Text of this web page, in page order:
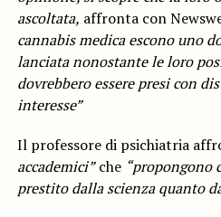
ascoltata, affronta con
cannabis medica escono uno
lanciata nonostante le loro
dovrebbero essere presi con
interesse”
Il professore di psichiatria
accademici”che “propongono
prestito dalla scienza quanto